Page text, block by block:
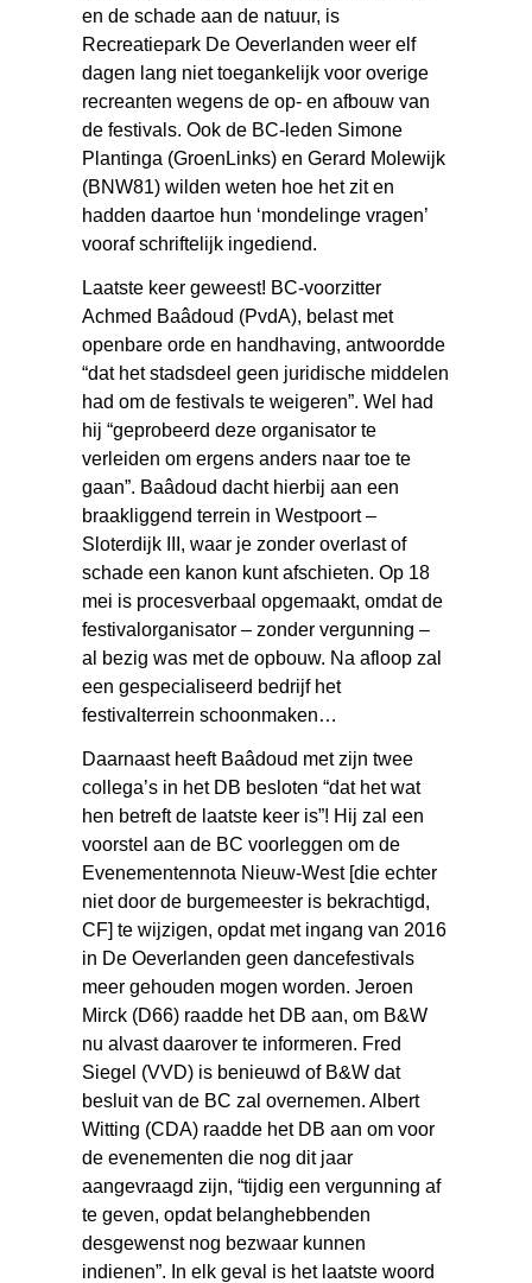
en de schade aan de natuur, is
Recreatiepark De Oeverlanden weer elf
dagen lang niet toegankelijk voor overige
recreanten wegens de op- en afbouw van
de festivals. Ook de BC-leden Simone
Plantinga (GroenLinks) en Gerard Molewijk
(BNW81) wilden weten hoe het zit en
hadden daartoe hun ‘mondelinge vragen’
vooraf schriftelijk ingediend.
Laatste keer geweest! BC-voorzitter
Achmed Baâdoud (PvdA), belast met
openbare orde en handhaving, antwoordde
“dat het stadsdeel geen juridische middelen
had om de festivals te weigeren”. Wel had
hij “geprobeerd deze organisator te
verleiden om ergens anders naar toe te
gaan”. Baâdoud dacht hierbij aan een
braakliggend terrein in Westpoort –
Sloterdijk III, waar je zonder overlast of
schade een kanon kunt afschieten. Op 18
mei is procesverbaal opgemaakt, omdat de
festivalorganisator – zonder vergunning –
al bezig was met de opbouw. Na afloop zal
een gespecialiseerd bedrijf het
festivalterrein schoonmaken…
Daarnaast heeft Baâdoud met zijn twee
collega’s in het DB besloten “dat het wat
hen betreft de laatste keer is”! Hij zal een
voorstel aan de BC voorleggen om de
Evenementennota Nieuw-West [die echter
niet door de burgemeester is bekrachtigd,
CF] te wijzigen, opdat met ingang van 2016
in De Oeverlanden geen dancefestivals
meer gehouden mogen worden. Jeroen
Mirck (D66) raadde het DB aan, om B&W
nu alvast daarover te informeren. Fred
Siegel (VVD) is benieuwd of B&W dat
besluit van de BC zal overnemen. Albert
Witting (CDA) raadde het DB aan om voor
de evenementen die nog dit jaar
aangevraagd zijn, “tijdig een vergunning af
te geven, opdat belanghebbenden
desgewenst nog bezwaar kunnen
indienen”. In elk geval is het laatste woord